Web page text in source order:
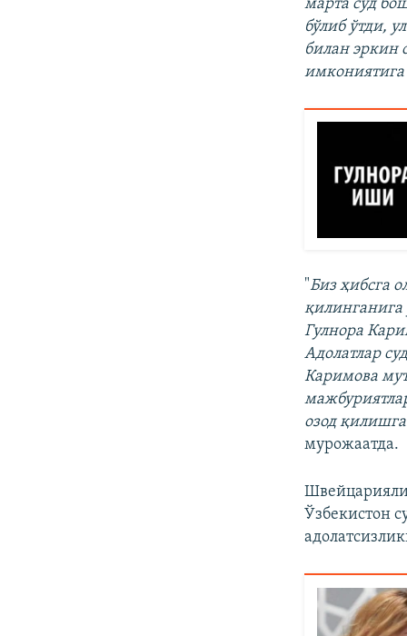
марта суд
бўлиб ўтди,
билан эркин
имкониятига
"Биз ҳибсга
Гулнора
Адолатлар
Каримова
озод
мурожаатда.
Ўзбекистон